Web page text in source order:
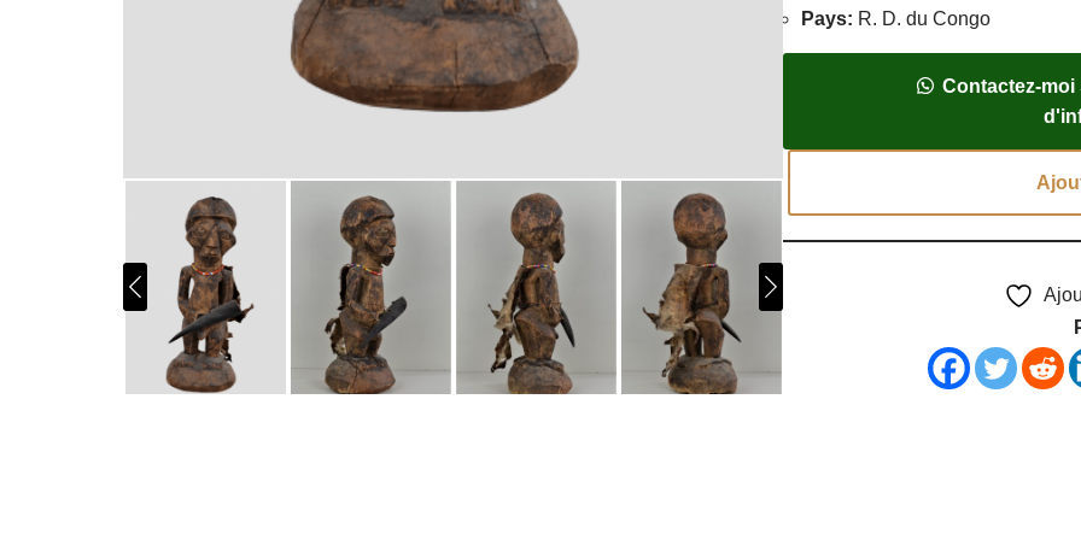
Pays: R. D. du Congo
Contactez-